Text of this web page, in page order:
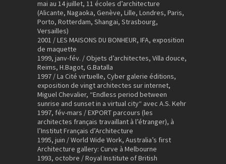
mai au 14 juillet, 11 écoles d’architecture
(Alicante, Nagaoka, Genève, Lille, Londres, Paris,
Porto, Rotterdam, Shangai, Strasbourg,
Versailles)
2001 / LES MAISONS DU BONHEUR, IFA, exposition
de maquette
1999, janv-fév. / Objets d’architectes, Villa douce,
Reims, H.Bagot, G.Batalla
1997 / La Cité virtuelle, Cyber galerie éditions,
exposition de vingt architectes sur internet,
Miguel Chevalier, “Endless period between
sunrise and sunset in a virtual city“ avec A.S. Kehr
1997, fév-mars / EXPORT parcours (les
architectes français travaillant à l’étranger), à
l’Institut Français d’Architecture
1995, juin / World Wide Work, Australia’s first
Architecture gallery: Curve à Melbourne
1993, octobre / Royal Institute of British